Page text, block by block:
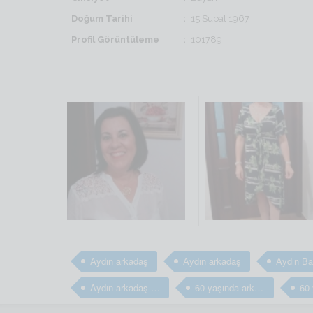
Doğum Tarihi
15 Subat 1967
Profil Görüntüleme
101789
Aydın arkadaş Aydın arkadaş
Aydın arkadaş arıyorum 60 yaşında arkadaş arıyorum